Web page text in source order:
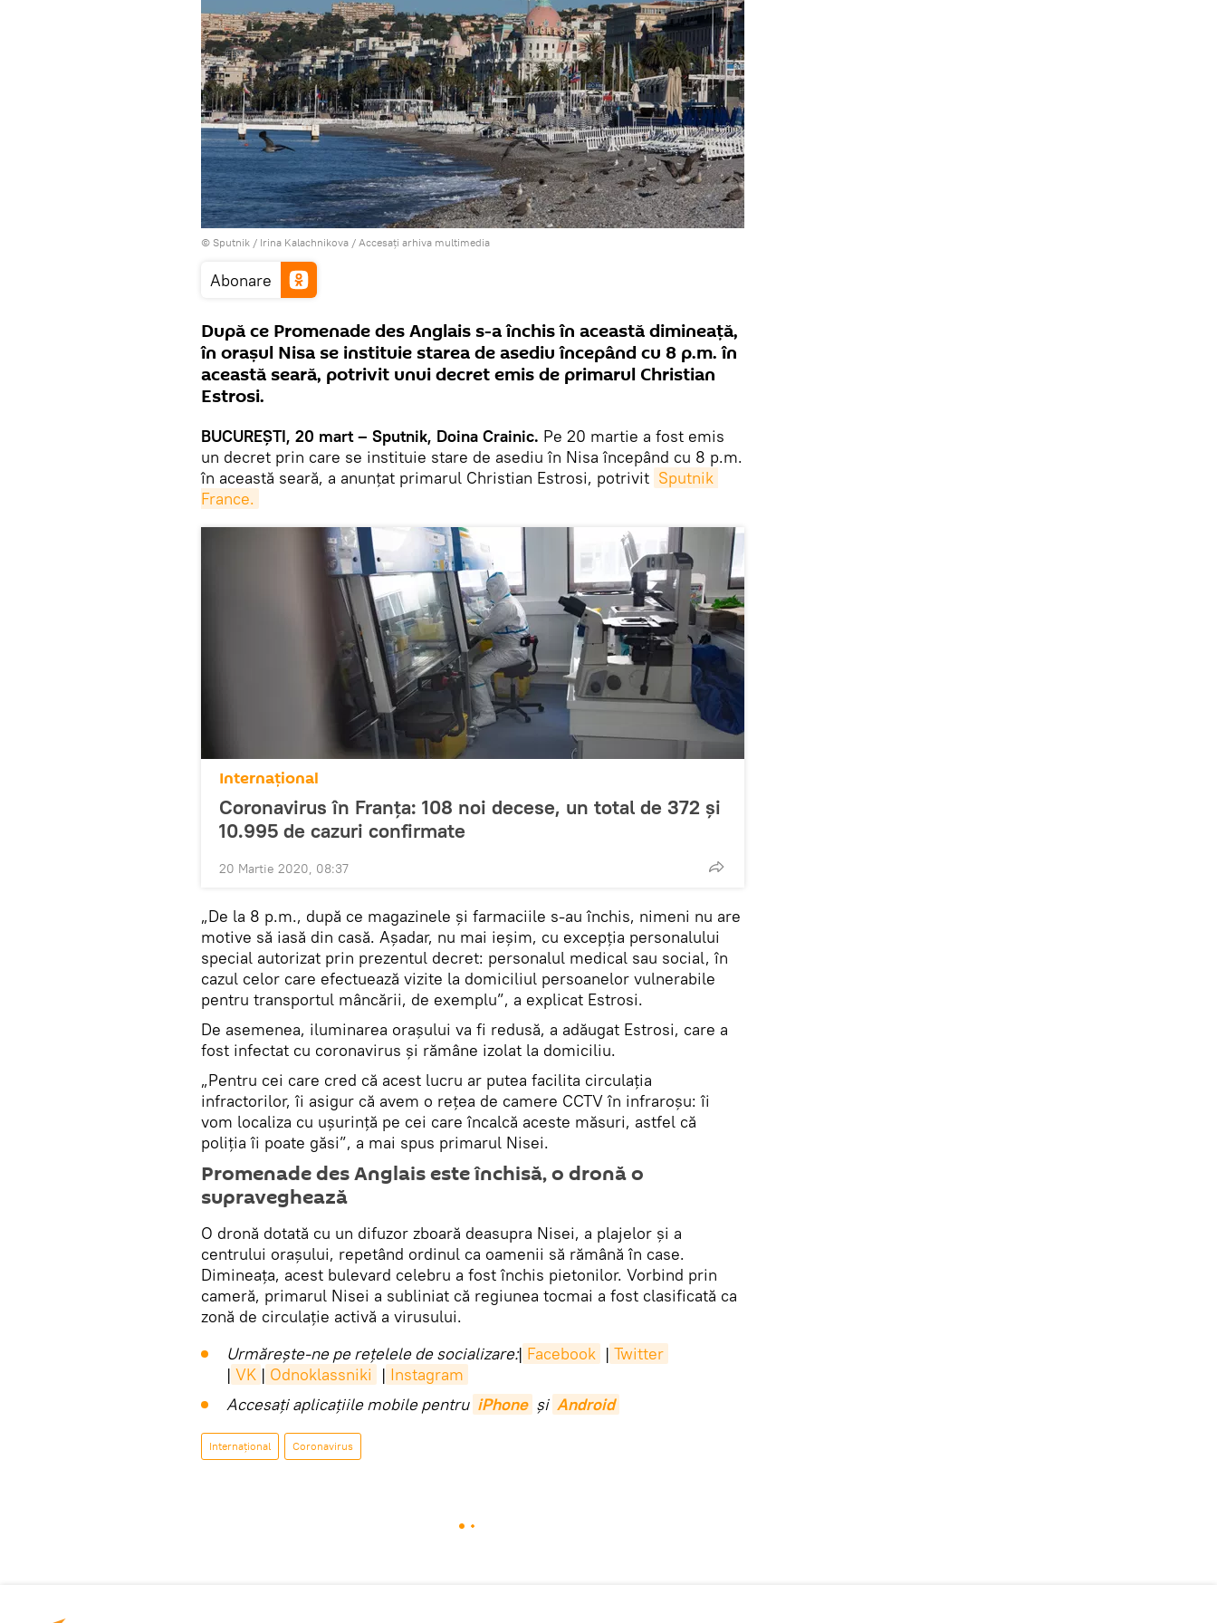
© Sputnik / Irina Kalachnikova / Accesați arhiva multimedia
Abonare
După ce Promenade des Anglais s-a închis în această dimineață,
în orașul Nisa se instituie starea de asediu începând cu 8 p.m. în
această seară, potrivit unui decret emis de primarul Christian
Estrosi.
BUCUREŞTI, 20 mart – Sputnik, Doina Crainic. Pe 20 martie a fost emis
un decret prin care se instituie stare de asediu în Nisa începând cu 8 p.m.
în această seară, a anunțat primarul Christian Estrosi, potrivit Sputnik
France.
Internaţional
Coronavirus în Franța: 108 noi decese, un total de 372 și
10.995 de cazuri confirmate
20 Martie 2020, 08:37
„De la 8 p.m., după ce magazinele și farmaciile s-au închis, nimeni nu are
motive să iasă din casă. Așadar, nu mai ieșim, cu excepția personalului
special autorizat prin prezentul decret: personalul medical sau social, în
cazul celor care efectuează vizite la domiciliul persoanelor vulnerabile
pentru transportul mâncării, de exemplu”, a explicat Estrosi.
De asemenea, iluminarea orașului va fi redusă, a adăugat Estrosi, care a
fost infectat cu coronavirus și rămâne izolat la domiciliu.
„Pentru cei care cred că acest lucru ar putea facilita circulația
infractorilor, îi asigur că avem o rețea de camere CCTV în infraroșu: îi
vom localiza cu ușurință pe cei care încalcă aceste măsuri, astfel că
poliţia îi poate găsi”, a mai spus primarul Nisei.
Promenade des Anglais este închisă, o dronă o
supraveghează
O dronă dotată cu un difuzor zboară deasupra Nisei, a plajelor şi a
centrului orașului, repetând ordinul ca oamenii să rămână în case.
Dimineața, acest bulevard celebru a fost închis pietonilor. Vorbind prin
cameră, primarul Nisei a subliniat că regiunea tocmai a fost clasificată ca
zonă de circulație activă a virusului.
Urmărește-ne pe rețelele de socializare:| Facebook | Twitter
| VK | Odnoklassniki | Instagram
Accesaţi aplicaţiile mobile pentru iPhone și Android
Internaţional Coronavirus